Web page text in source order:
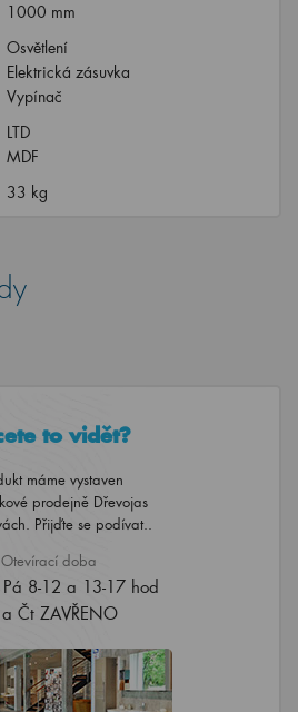
1000 mm
Osvětlení
Elektrická zásuvka
Vypínač
LTD
MDF
33 kg
to vidět?
máme vystaven
prodejně Dřevojas
Přijďte se podívat..
Otevírací doba
Pá 8-12 a 13-17 hod
Čt ZAVŘENO